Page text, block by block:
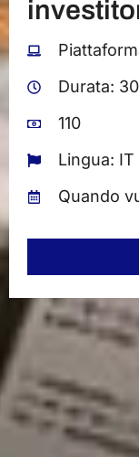
Durata:
110
Lingua: IT
Quando